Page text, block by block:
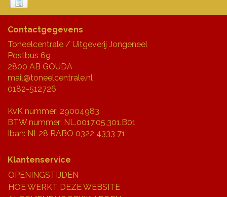
Contactgegevens
Toneelcentrale / Uitgeverij Jongeneel
Postbus 69
2800 AB GOUDA
mail@toneelcentrale.nl
0182-512726
KvK nummer: 29004983
BTW nummer: NL.0017.05.301.B01
Iban: NL28 RABO 0322 4333 71
Klantenservice
OPENINGSTIJDEN
HOE WERKT DEZE WEBSITE